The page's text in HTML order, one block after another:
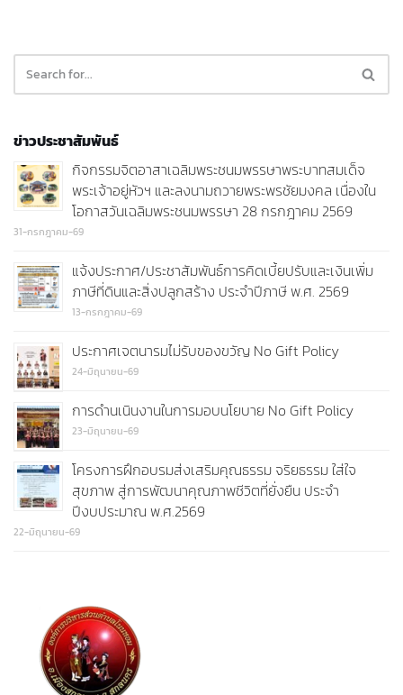
ข่าวประชาสัมพันธ์
กิจกรรมจิตอาสาเฉลิมพระชนมพรรษาพระบาทสมเด็จ
พระเจ้าอยู่หัวฯ และลงนามถวายพระพรชัยมงคล เนื่องใน
โอกาสวันเฉลิมพระชนมพรรษา 28 กรกฎาคม 2569
31-กรกฎาคม-69
แจ้งประกาศ/ประชาสัมพันธ์การคิดเบี้ยปรับและเงินเพิ่ม
ภาษีที่ดินและสิ่งปลูกสร้าง ประจำปีภาษี พ.ศ. 2569
13-กรกฎาคม-69
ประกาศเจตนารมไม่รับของขวัญ No Gift Policy
24-มิถุนายน-69
การดำนเนินงานในการมอบนโยบาย No Gift Policy
23-มิถุนายน-69
โครงการฝึกอบรมส่งเสริมคุณธรรม จริยธรรม ใส่ใจ
สุขภาพ สู่การพัฒนาคุณภาพชีวิตที่ยั่งยืน ประจำ
ปีงบประมาณ พ.ศ.2569
22-มิถุนายน-69